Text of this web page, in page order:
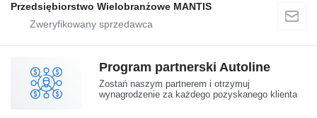
Przedsiębiorstwo Wielobranżowe MANTIS
Program partnerski Autoline
Zostań naszym partnerem i otrzymuj
wynagrodzenie za każdego pozyskanego klienta